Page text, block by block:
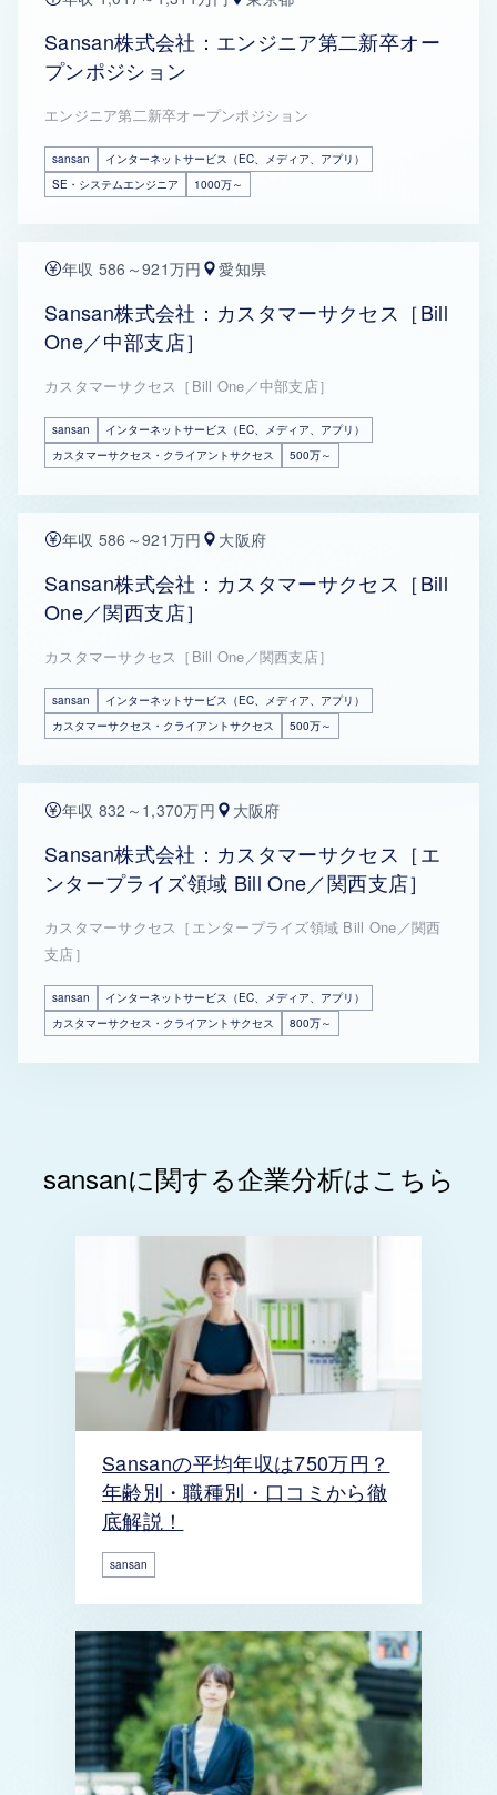
Sansan株式会社：エンジニア第二新卒オー
プンポジション
エンジニア第二新卒オープンポジション
sansan
インターネットサービス（EC、メディア、アプリ）
SE・システムエンジニア
1000万～
年収 586～921万円 愛知県
Sansan株式会社：カスタマーサクセス［Bill
One／中部支店］
カスタマーサクセス［Bill One／中部支店］
sansan
インターネットサービス（EC、メディア、アプリ）
カスタマーサクセス・クライアントサクセス
500万～
年収 586～921万円 大阪府
Sansan株式会社：カスタマーサクセス［Bill
One／関西支店］
カスタマーサクセス［Bill One／関西支店］
sansan
インターネットサービス（EC、メディア、アプリ）
カスタマーサクセス・クライアントサクセス
500万～
年収 832～1,370万円 大阪府
Sansan株式会社：カスタマーサクセス［エ
ンタープライズ領域 Bill One／関西支店］
カスタマーサクセス［エンタープライズ領域 Bill One／関西
支店］
sansan
インターネットサービス（EC、メディア、アプリ）
カスタマーサクセス・クライアントサクセス
800万～
sansanに関する企業分析はこちら
Sansanの平均年収は750万円？
年齢別・職種別・口コミから徹
底解説！
sansan